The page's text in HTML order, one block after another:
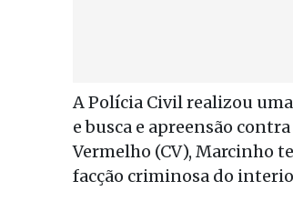
A Polícia Civil realizou
e busca e apreensão
Vermelho (CV), Marcinho
facção criminosa do